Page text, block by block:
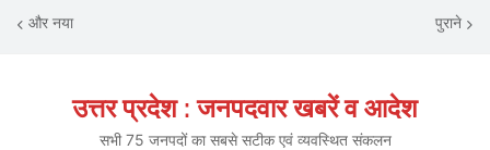
और नया पुराने
उत्तर प्रदेश : जनपदवार खबरें व आदेश
सभी 75 जनपदों का सबसे सटीक एवं व्यवस्थित संकलन